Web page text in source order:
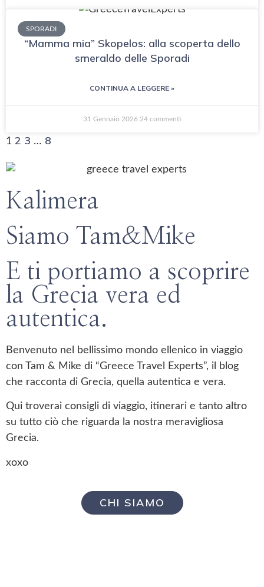
SPORADI
“Mamma mia” Skopelos: alla scoperta dello
smeraldo delle Sporadi
CONTINUA A LEGGERE »
31 Gennaio 2026 24 commenti
1 2 3 … 8
Kalimera
Siamo Tam&Mike
E ti portiamo a scoprire
la Grecia vera ed
autentica.
Benvenuto nel bellissimo mondo ellenico in viaggio
con Tam & Mike di “Greece Travel Experts”, il blog
che racconta di Grecia, quella autentica e vera.
Qui troverai consigli di viaggio, itinerari e tanto altro
su tutto ciò che riguarda la nostra meravigliosa
Grecia.
xoxo
CHI SIAMO